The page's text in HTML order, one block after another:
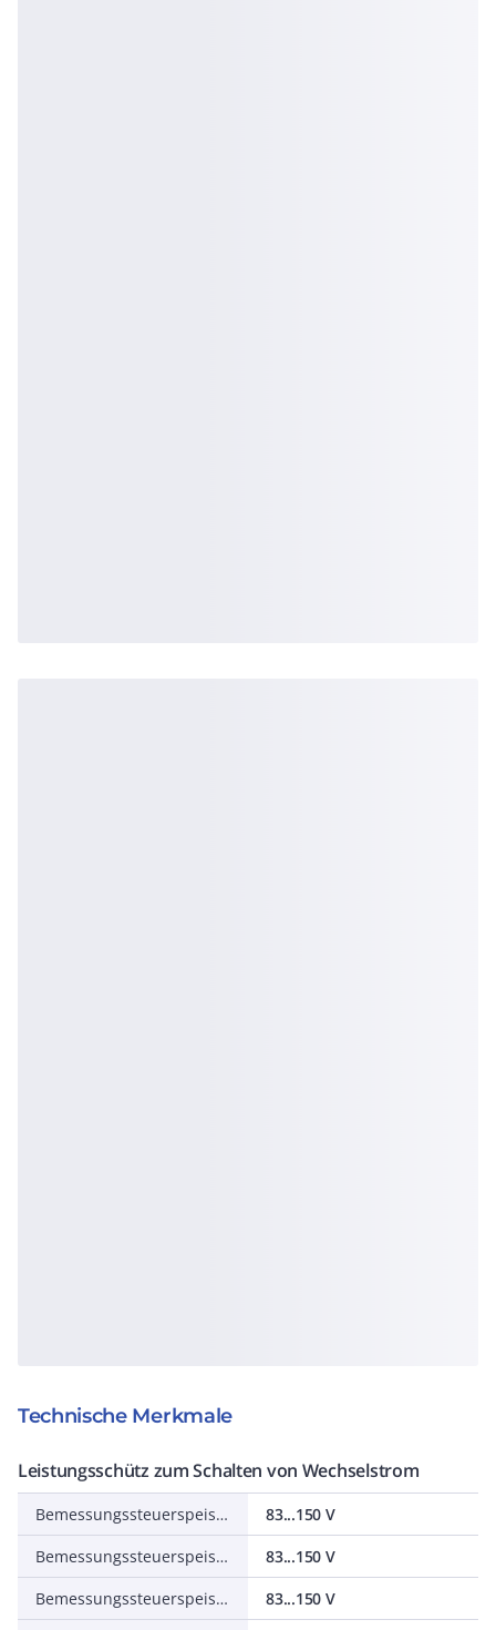
Technische Merkmale
Leistungsschütz zum Schalten von Wechselstrom
Bemessungssteuerspeisespannung AC 50 Hz
83...150 V
Bemessungssteuerspeisespannung AC 60 Hz
83...150 V
Bemessungssteuerspeisespannung DC
83...150 V